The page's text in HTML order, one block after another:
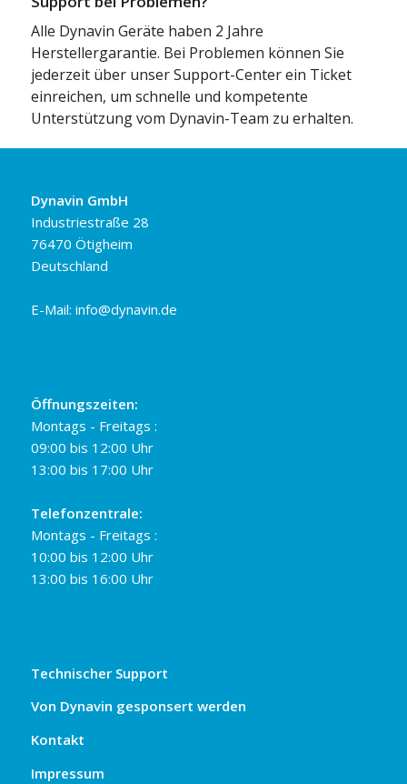
Alle Dynavin Geräte haben 2 Jahre
Herstellergarantie. Bei Problemen können Sie
jederzeit über unser Support-Center ein Ticket
einreichen, um schnelle und kompetente
Unterstützung vom Dynavin-Team zu erhalten.
Dynavin GmbH
Industriestraße 28
76470 Ötigheim
Deutschland
E-Mail: info@dynavin.de
Öffnungszeiten:
Montags - Freitags :
09:00 bis 12:00 Uhr
13:00 bis 17:00 Uhr
Telefonzentrale:
Montags - Freitags :
10:00 bis 12:00 Uhr
13:00 bis 16:00 Uhr
Technischer Support
Von Dynavin gesponsert werden
Kontakt
Impressum